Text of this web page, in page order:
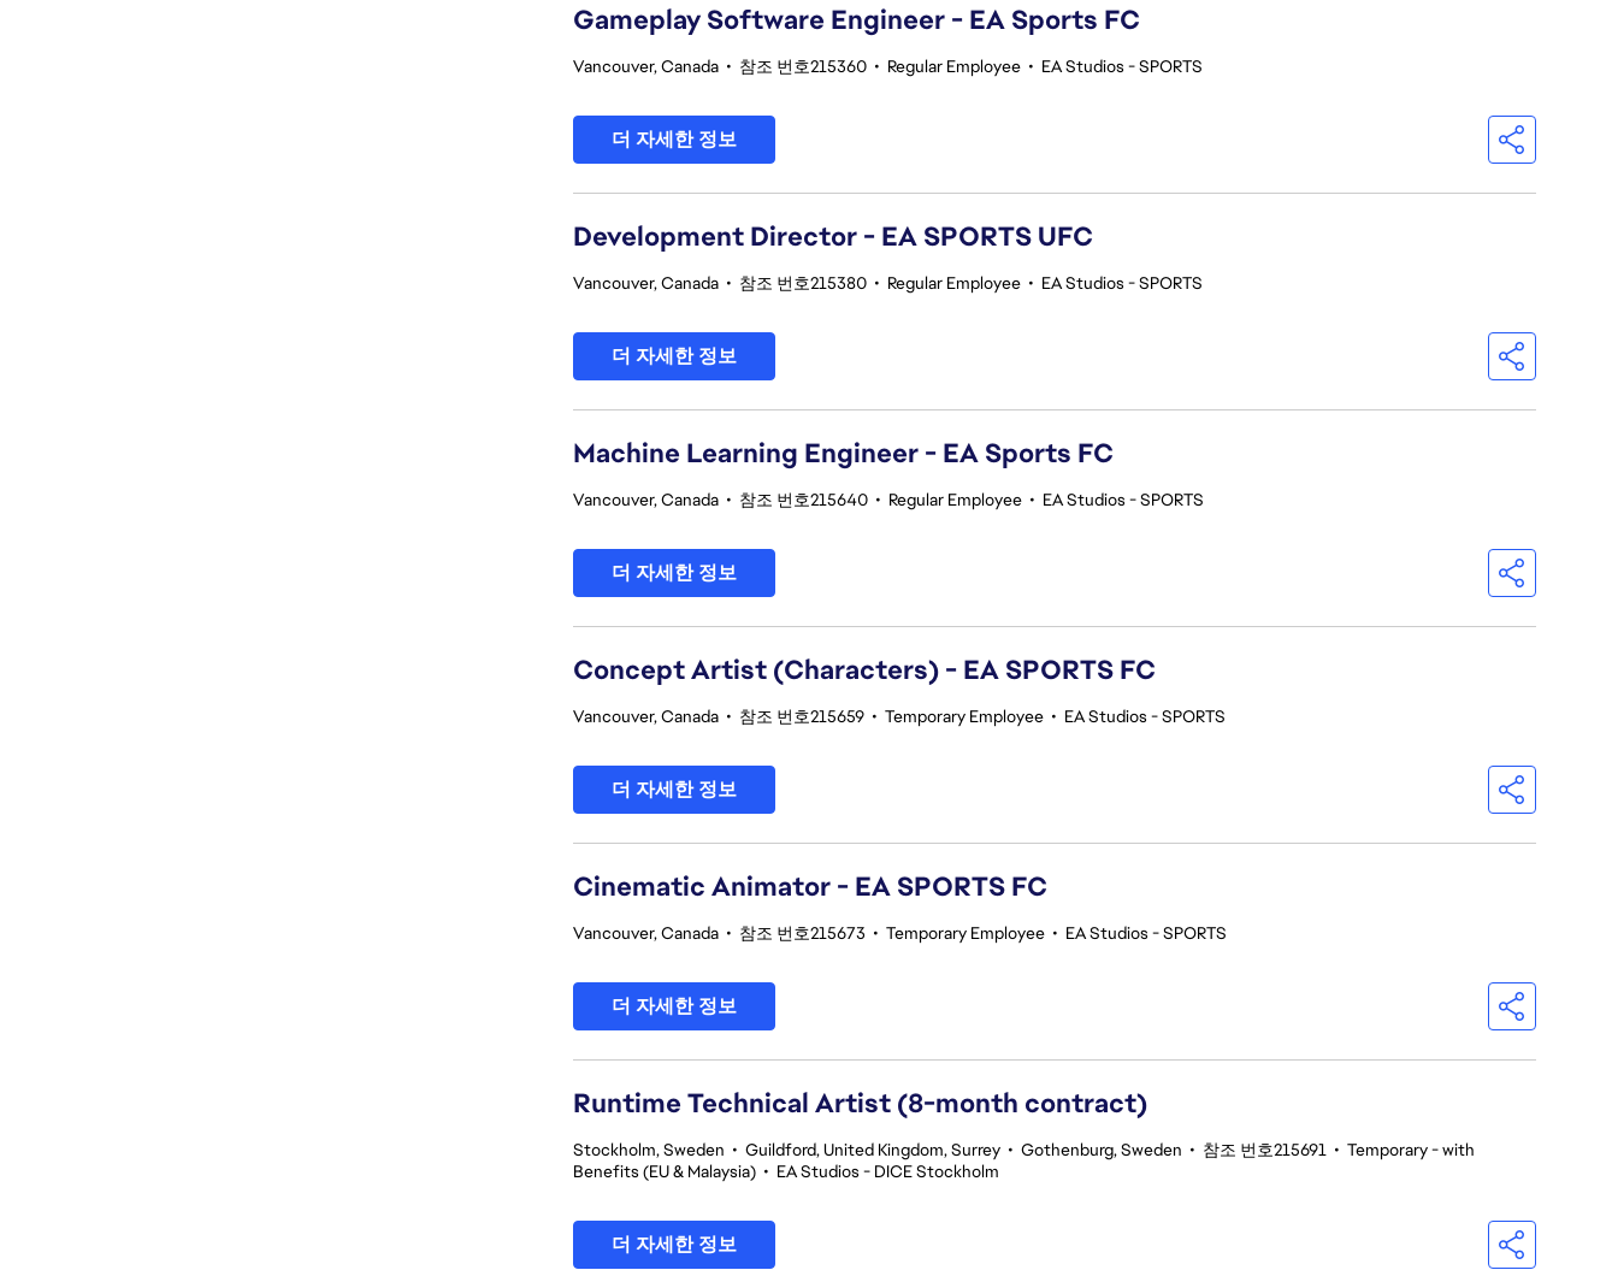
Gameplay Software Engineer - EA Sports FC
Vancouver, Canada • 참조 번호215360 • Regular Employee • EA Studios - SPORTS
더 자세한 정보
Development Director - EA SPORTS UFC
Vancouver, Canada • 참조 번호215380 • Regular Employee • EA Studios - SPORTS
더 자세한 정보
Machine Learning Engineer - EA Sports FC
Vancouver, Canada • 참조 번호215640 • Regular Employee • EA Studios - SPORTS
더 자세한 정보
Concept Artist (Characters) - EA SPORTS FC
Vancouver, Canada • 참조 번호215659 • Temporary Employee • EA Studios - SPORTS
더 자세한 정보
Cinematic Animator - EA SPORTS FC
Vancouver, Canada • 참조 번호215673 • Temporary Employee • EA Studios - SPORTS
더 자세한 정보
Runtime Technical Artist (8-month contract)
Stockholm, Sweden • Guildford, United Kingdom, Surrey • Gothenburg, Sweden • 참조 번호215691 • Temporary - with
Benefits (EU & Malaysia) • EA Studios - DICE Stockholm
더 자세한 정보